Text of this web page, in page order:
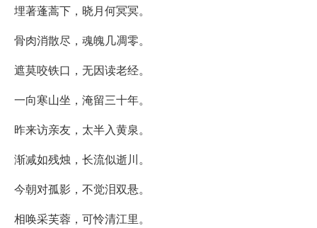
埋著蓬蒿下，晓月何冥冥。
骨肉消散尽，魂魄几凋零。
遮莫咬铁口，无因读老经。
一向寒山坐，淹留三十年。
昨来访亲友，太半入黄泉。
渐减如残烛，长流似逝川。
今朝对孤影，不觉泪双悬。
相唤采芙蓉，可怜清江里。